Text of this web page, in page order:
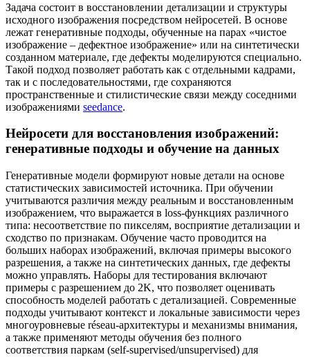
Задача состоит в восстановлении детализации и структуры
исходного изображения посредством нейросетей. В основе
лежат генеративные подходы, обученные на парах «чистое
изображение – дефектное изображение» или на синтетически
созданном материале, где дефекты моделируются специально.
Такой подход позволяет работать как с отдельными кадрами,
так и с последовательностями, где сохраняются
пространственные и стилистические связи между соседними
изображениями seedance.
Нейросети для восстановления изображений:
генеративные подходы и обучение на данных
Генеративные модели формируют новые детали на основе
статистических зависимостей источника. При обучении
учитываются различия между реальным и восстановленным
изображением, что выражается в loss-функциях различного
типа: несоответствие по пикселям, восприятие детализации и
сходство по признакам. Обучение часто проводится на
больших наборах изображений, включая примеры высокого
разрешения, а также на синтетических данных, где дефекты
можно управлять. Наборы для тестирования включают
примеры с разрешением до 2K, что позволяет оценивать
способность моделей работать с детализацией. Современные
подходы учитывают контекст и локальные зависимости через
многоуровневые réseau-архитектуры и механизмы внимания,
а также применяют методы обучения без полного
соответствия паркам (self-supervised/unsupervised) для